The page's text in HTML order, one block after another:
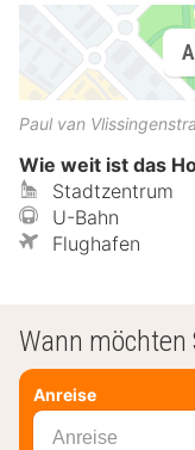
Paul van
Wie weit ist das
Stadtzentrum
U-Bahn
Flughafen
Wann möchten
Anreise
Anreise